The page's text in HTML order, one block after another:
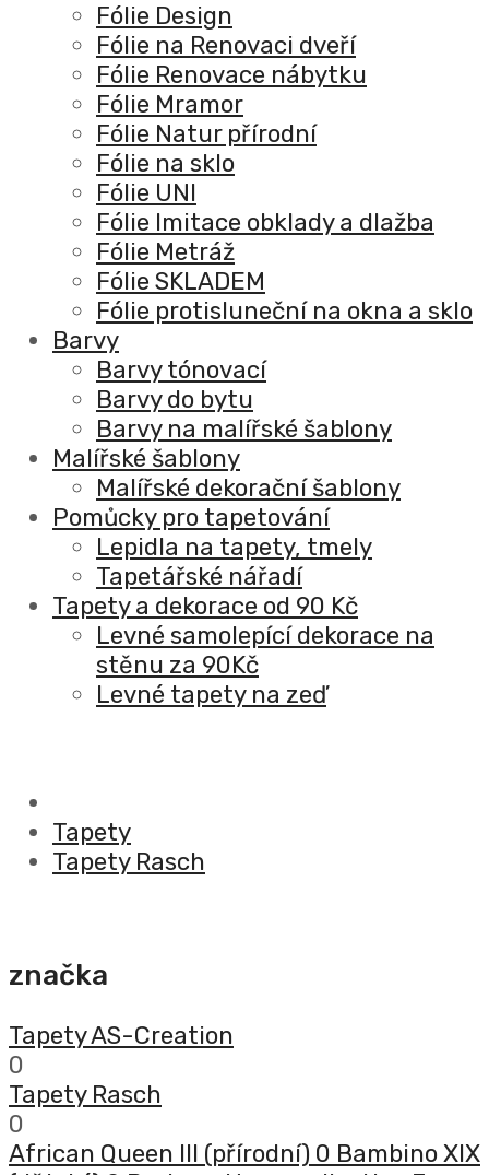
Fólie Design
Fólie na Renovaci dveří
Fólie Renovace nábytku
Fólie Mramor
Fólie Natur přírodní
Fólie na sklo
Fólie UNI
Fólie Imitace obklady a dlažba
Fólie Metráž
Fólie SKLADEM
Fólie protisluneční na okna a sklo
Barvy
Barvy tónovací
Barvy do bytu
Barvy na malířské šablony
Malířské šablony
Malířské dekorační šablony
Pomůcky pro tapetování
Lepidla na tapety, tmely
Tapetářské nářadí
Tapety a dekorace od 90 Kč
Levné samolepící dekorace na
stěnu za 90Kč
Levné tapety na zeď
Tapety
Tapety Rasch
značka
Tapety AS-Creation
0
Tapety Rasch
0
African Queen III (přírodní) 0 Bambino XIX